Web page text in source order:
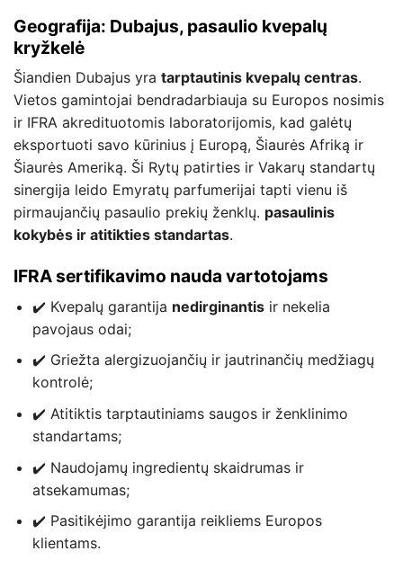
Geografija: Dubajus, pasaulio kvepalų
kryžkelė
Šiandien Dubajus yra tarptautinis kvepalų centras.
Vietos gamintojai bendradarbiauja su Europos nosimis
ir IFRA akredituotomis laboratorijomis, kad galėtų
eksportuoti savo kūrinius į Europą, Šiaurės Afriką ir
Šiaurės Ameriką. Ši Rytų patirties ir Vakarų standartų
sinergija leido Emyratų parfumerijai tapti vienu iš
pirmaujančių pasaulio prekių ženklų. pasaulinis
kokybės ir atitikties standartas.
IFRA sertifikavimo nauda vartotojams
✔️ Kvepalų garantija nedirginantisir nekelia
pavojaus odai;
✔️ Griežta alergizuojančių ir jautrinančių medžiagų
kontrolė;
✔️ Atitiktis tarptautiniams saugos ir ženklinimo
standartams;
✔️ Naudojamų ingredientų skaidrumas ir
atsekamumas;
✔️ Pasitikėjimo garantija reikliems Europos
klientams.